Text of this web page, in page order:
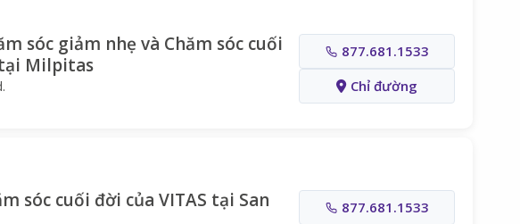
sóc giảm nhẹ và Chăm sóc cuối
Milpitas
877.681.1533
Chỉ đường
sóc cuối đời của VITAS tại San
877.681.1533